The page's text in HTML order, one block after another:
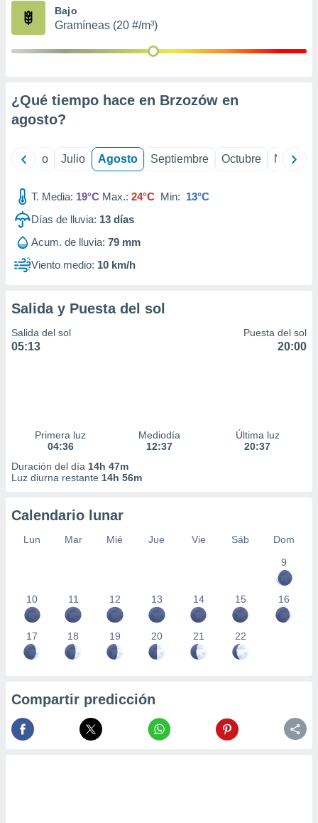
publicidad
1199
Bajo
Gramíneas (20 #/m³)
¿Qué tiempo hace en Brzozów en
agosto?
Junio Julio Agosto Septiembre Octubre
T. Media: 19°C Max.: 24°C Min: 13°C
Días de lluvia: 13 días
Acum. de lluvia: 79 mm
Viento medio: 10 km/h
Salida y Puesta del sol
Salida del sol
05:13
Puesta del sol
20:00
Primera luz
04:36
Mediodía
12:37
Última luz
20:37
Duración del día 14h 47m
Luz diurna restante 14h 56m
Calendario lunar
Lun Mar Mié Jue Vie Sáb
Dom
9
10 11 12 13 14 15 16
17 18 19 20 21 22
Compartir predicción